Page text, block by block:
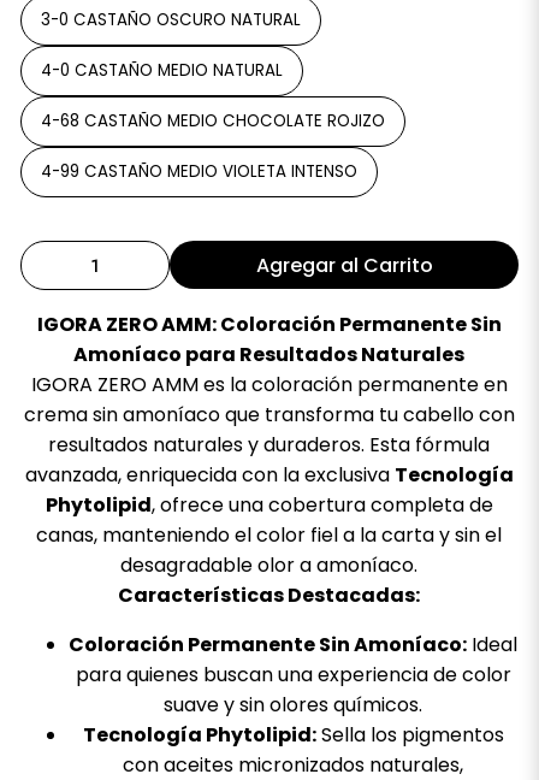
3-0 CASTAÑO OSCURO NATURAL
4-0 CASTAÑO MEDIO NATURAL
4-68 CASTAÑO MEDIO CHOCOLATE ROJIZO
4-99 CASTAÑO MEDIO VIOLETA INTENSO
Agregar al Carrito
IGORA ZERO AMM: Coloración Permanente Sin
Amoníaco para Resultados Naturales
IGORA ZERO AMM es la coloración permanente en
crema sin amoníaco que transforma tu cabello con
resultados naturales y duraderos. Esta fórmula
avanzada, enriquecida con la exclusiva Tecnología
Phytolipid, ofrece una cobertura completa de
canas, manteniendo el color fiel a la carta y sin el
desagradable olor a amoníaco.
Características Destacadas:
Coloración Permanente Sin Amoníaco: Ideal
para quienes buscan una experiencia de color
suave y sin olores químicos.
Tecnología Phytolipid:Sella los pigmentos
con aceites micronizados naturales,